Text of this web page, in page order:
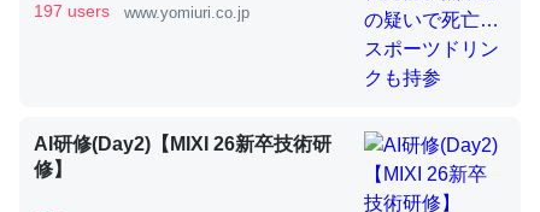
ちぼちRingも置こうかと画策中。あと、Googleマップで
位置情報を共有してる。電池残量や充電中かが分かるので
コミュニケーションが劇的に変化した｜tayorini by LIFULL介護
197 users www.yomiuri.co.jp
AI研修(Day2)【MIXI 26新卒技術研
修】